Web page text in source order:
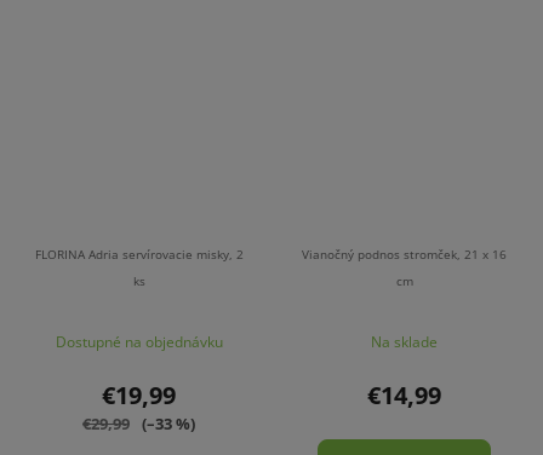
FLORINA Adria servírovacie misky, 2
ks
Dostupné na objednávku
€19,99
€29,99 (–33 %)
Vianočný podnos stromček, 21 x 16
cm
Na sklade
€14,99